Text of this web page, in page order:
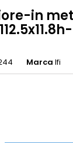
in
Marca Ifi